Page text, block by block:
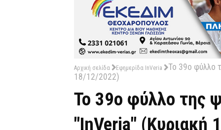
Αρχική σελίδα Εφημερίδα InVeria
Το 39ο φύλλο
18/12/2022)
Το 39ο φύλλο της
"InVeria" (Κυριακή